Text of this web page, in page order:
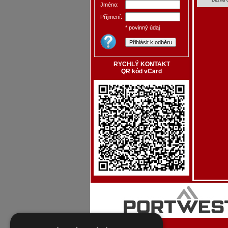
Jméno:
Příjmení:
* povinný údaj
RYCHLÝ KONTAKT
QR kód vCard